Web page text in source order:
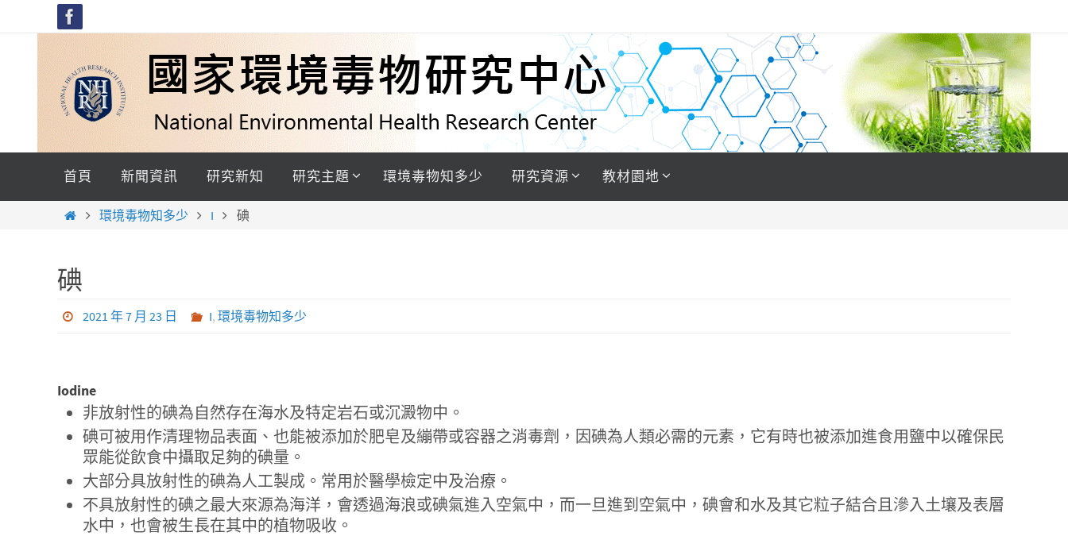
content
首頁 新聞資訊 研究新知 研究主題 環境毒物知多少 研究資源 教材園地
Home環境毒物知多少 I 碘
碘
2021 年 7 月 23 日 I, 環境毒物知多少
Iodine
非放射性的碘為自然存在海水及特定岩石或沉澱物中。
碘可被用作清理物品表面、也能被添加於肥皂及繃帶或容器之消毒劑，因碘為人類必需的元素，它有時也被添加進食用鹽中以確保民
眾能從飲食中攝取足夠的碘量。
大部分具放射性的碘為人工製成。常用於醫學檢定中及治療。
不具放射性的碘之最大來源為海洋，會透過海浪或碘氣進入空氣中，而一旦進到空氣中，碘會和水及其它粒子結合且滲入土壤及表層
水中，也會被生長在其中的植物吸收。